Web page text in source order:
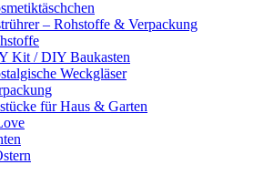
– Rohstoffe & Verpackung
Kit / DIY Baukasten
Weckgläser
für Haus & Garten